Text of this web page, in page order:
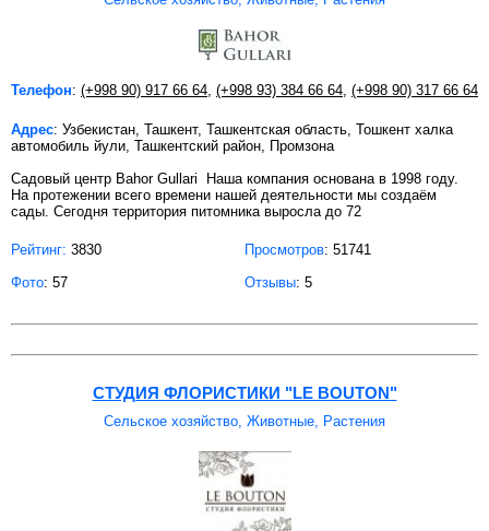
Телефон: (+998 90) 917 66 64, (+998 93) 384 66 64, (+998 90) 317 66 64
Адрес: Узбекистан, Ташкент, Ташкентская область, Тошкент халка
автомобиль йули, Ташкентский район, Промзона
Садовый центр Bahor Gullari Наша компания основана в 1998 году.
На протежении всего времени нашей деятельности мы создаём
сады. Сегодня территория питомника выросла до 72
Рейтинг: 3830 Просмотров: 51741
Фото: 57 Отзывы: 5
СТУДИЯ ФЛОРИСТИКИ "LE BOUTON"
Сельское хозяйство, Животные, Растения